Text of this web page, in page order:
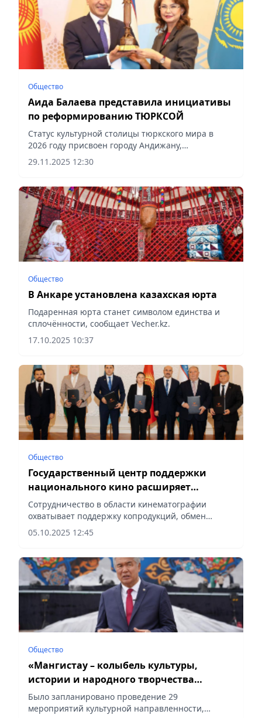
Общество
Аида Балаева представила инициативы
по реформированию ТЮРКСОЙ
Статус культурной столицы тюркского мира в
2026 году присвоен городу Андижану,
сообщает Vecher.kz.
29.11.2025 12:30
Общество
В Анкаре установлена казахская юрта
Подаренная юрта станет символом единства и
сплочённости, сообщает Vecher.kz.
17.10.2025 10:37
Общество
Государственный центр поддержки
национального кино расширяет
сотрудничество в рамках ТЮРКСОЙ
Сотрудничество в области кинематографии
охватывает поддержку копродукций, обмен
творческим опытом, укрепление гуманитарных
связей, сообщает Vecher.kz.
05.10.2025 12:45
Общество
«Мангистау – колыбель культуры,
истории и народного творчества
Казахстана» – генеральный секретарь
ТЮРКСОЙ
Было запланировано проведение 29
мероприятий культурной направленности,